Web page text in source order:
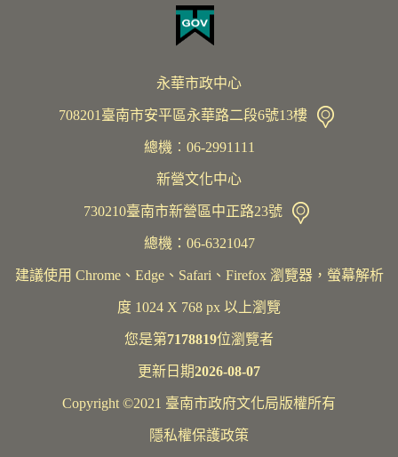
永華市政中心
708201臺南市安平區永華路二段6號13樓
總機︰06-2991111
新營文化中心
730210臺南市新營區中正路23號
總機：06-6321047
建議使用 Chrome、Edge、Safari、Firefox 瀏覽器，螢幕解析
度 1024 X 768 px 以上瀏覽
您是第7178819位瀏覽者
更新日期2026-08-07
Copyright ©2021 臺南市政府文化局版權所有
隱私權保護政策